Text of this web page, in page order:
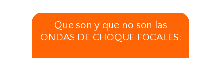
Que son y que no son las
ONDAS DE CHOQUE FOCALES: